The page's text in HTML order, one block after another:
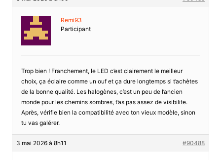
Remi93
Participant
Trop bien ! Franchement, le LED c’est clairement le meilleur
choix, ça éclaire comme un ouf et ça dure longtemps si t’achètes
de la bonne qualité. Les halogènes, c’est un peu de l’ancien
monde pour les chemins sombres, t’as pas assez de visibilite.
Après, vérifie bien la compatibilité avec ton vieux modèle, sinon
tu vas galérer.
3 mai 2026 à 8h11 #90488